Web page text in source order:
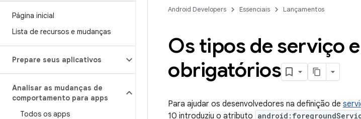
Página inicial
Lista de recursos e mudanças
Prepare seus aplicativos
Analisar as mudanças de
comportamento para apps
Todos os apps
Android Developers Essenciais Lançamentos
Os tipos de serviço
obrigatórios
Para ajudar os desenvolvedores na definição de
10 introduziu o atributo